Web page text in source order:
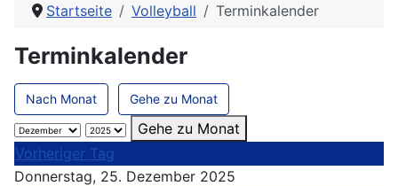
Startseite Volleyball Terminkalender
Terminkalender
Nach Monat Gehe zu Monat
Gehe zu Monat
Vorheriger Tag
Donnerstag, 25. Dezember 2025